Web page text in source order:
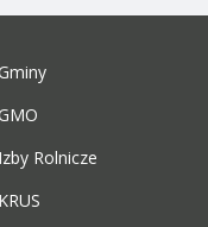
Gminy
GMO
Izby Rolnicze
KRUS